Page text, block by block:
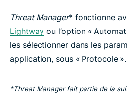
Threat Manager* fonctionne
Lightway ou l’option «
les sélectionner dans les
application, sous « Protocole ».
*Threat Manager fait partie de la